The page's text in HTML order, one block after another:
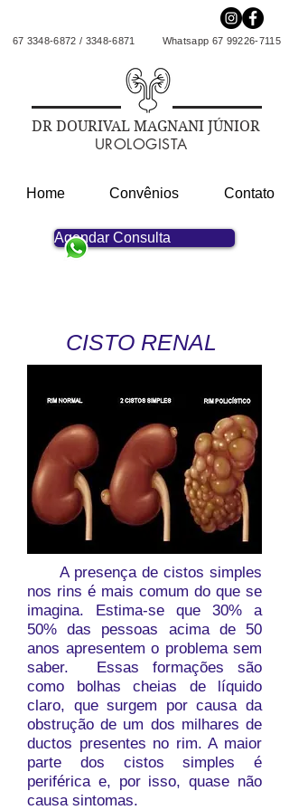
67 3348-6872 / 3348-6871 Whatsapp 67 99226-7115
DR DOURIVAL MAGNANI JÚNIOR
UROLOGISTA
Home Convênios Contato
Agendar Consulta
CISTO RENAL
A presença de cistos simples
nos rins é mais comum do que se
imagina. Estima-se que 30% a
50% das pessoas acima de 50
anos apresentem o problema sem
saber. Essas formações são
como bolhas cheias de líquido
claro, que surgem por causa da
obstrução de um dos milhares de
ductos presentes no rim. A maior
parte dos cistos simples é
periférica e, por isso, quase não
causa sintomas.